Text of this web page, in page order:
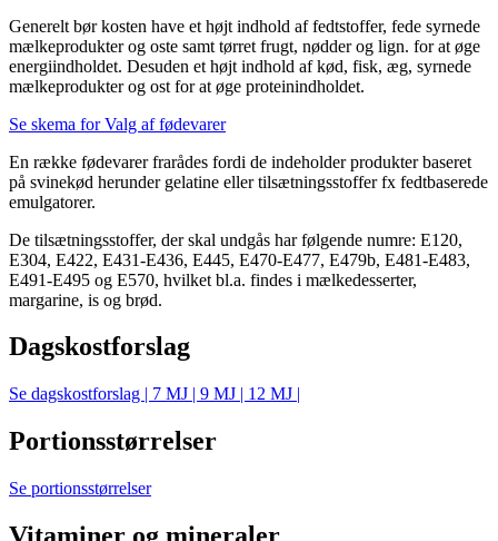
Generelt bør kosten have et højt indhold af fedtstoffer, fede syrnede
mælkeprodukter og oste samt tørret frugt, nødder og lign. for at øge
energiindholdet. Desuden et højt indhold af kød, fisk, æg, syrnede
mælkeprodukter og ost for at øge proteinindholdet.
Se skema for Valg af fødevarer
En række fødevarer frarådes fordi de indeholder produkter baseret
på svinekød herunder gelatine eller tilsætningsstoffer fx fedtbaserede
emulgatorer.
De tilsætningsstoffer, der skal undgås har følgende numre: E120,
E304, E422, E431-E436, E445, E470-E477, E479b, E481-E483,
E491-E495 og E570, hvilket bl.a. findes i mælkedesserter,
margarine, is og brød.
Dagskostforslag
Se dagskostforslag | 7 MJ | 9 MJ | 12 MJ |
Portionsstørrelser
Se portionsstørrelser